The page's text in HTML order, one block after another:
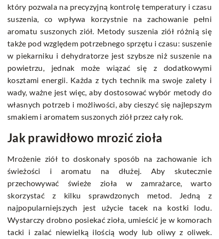
który pozwala na precyzyjną kontrolę temperatury i czasu
suszenia, co wpływa korzystnie na zachowanie pełni
aromatu suszonych ziół. Metody suszenia ziół różnią się
także pod względem potrzebnego sprzętu i czasu: suszenie
w piekarniku i dehydratorze jest szybsze niż suszenie na
powietrzu, jednak może wiązać się z dodatkowymi
kosztami energii. Każda z tych technik ma swoje zalety i
wady, ważne jest więc, aby dostosować wybór metody do
własnych potrzeb i możliwości, aby cieszyć się najlepszym
smakiem i aromatem suszonych ziół przez cały rok.
Jak prawidłowo mrozić zioła
Mrożenie ziół to doskonały sposób na zachowanie ich
świeżości i aromatu na dłużej. Aby skutecznie
przechowywać świeże zioła w zamrażarce, warto
skorzystać z kilku sprawdzonych metod. Jedną z
najpopularniejszych jest użycie tacek na kostki lodu.
Wystarczy drobno posiekać zioła, umieścić je w komorach
tacki i zalać niewielką ilością wody lub oliwy z oliwek.